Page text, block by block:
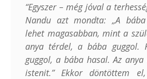
“Egyszer – még jóval a
Nandu azt mondta: „A
lehet magasabban, mint a
anya térdel, a bába guggol.
guggol, a bába hasal. Az
istenit.” Ekkor döntöttem